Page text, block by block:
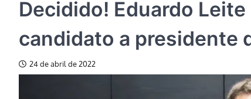
Decidido! Eduardo
candidato a presidente
24 de abril de 2022